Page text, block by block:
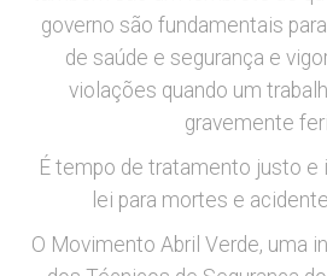
governo são fundamentais
de saúde e segurança e
violações quando um
gravemente
É tempo de tratamento justo e
lei para mortes e
O Movimento Abril Verde, uma